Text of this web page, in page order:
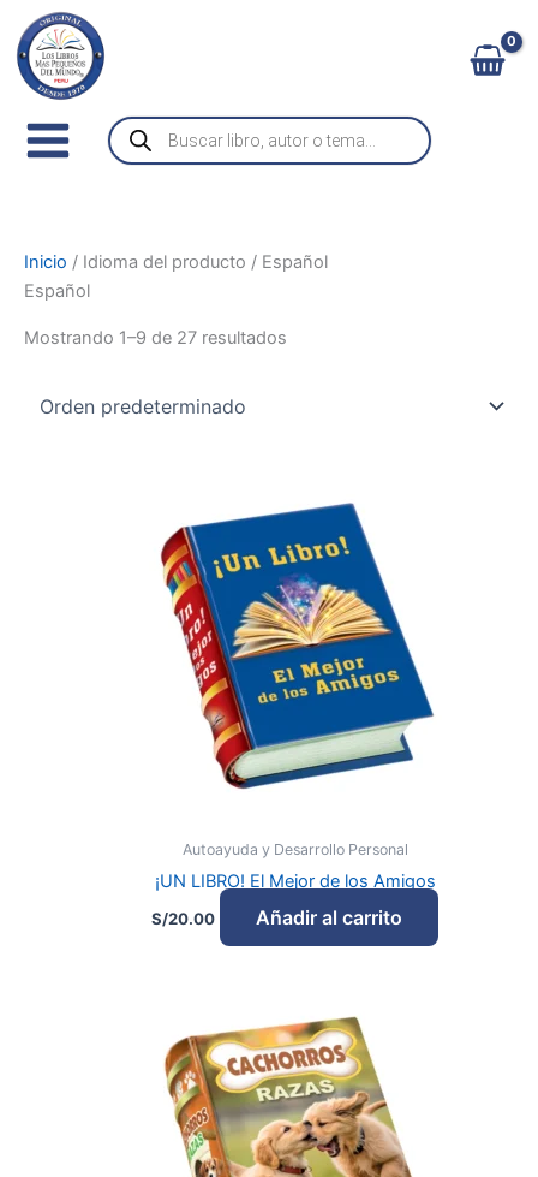
contenido
Búsqueda
de
productos
a
t
e
o
r
Inicio / Idioma del producto / Español
Español
Mostrando 1–9 de 27 resultados
Autoayuda y Desarrollo Personal
¡UN LIBRO! El Mejor de los Amigos
S/20.00 Añadir al carrito